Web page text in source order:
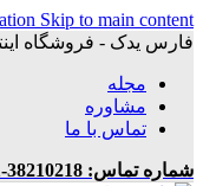
Skip to main content
فارس یدک - فروشگاه
مجله
مشاوره
تماس با ما
شماره تماس: 38210218-071